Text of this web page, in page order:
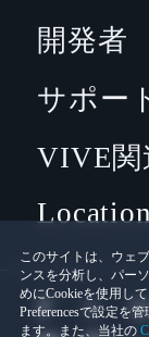
このサイトは、ウェ
ンスを分析し、パー
めにCookieを使用し
Preferencesで設定を
ます。また、当社の
開発者
サポー
VIVE関